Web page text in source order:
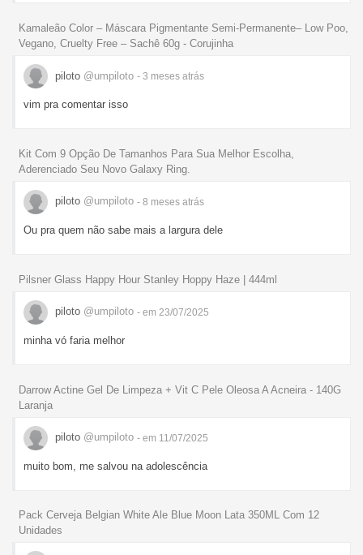
Kamaleão Color – Máscara Pigmentante Semi-Permanente– Low Poo,
Vegano, Cruelty Free – Sachê 60g - Corujinha
piloto @umpiloto - 3 meses atrás
vim pra comentar isso
Kit Com 9 Opção De Tamanhos Para Sua Melhor Escolha,
Aderenciado Seu Novo Galaxy Ring.
piloto @umpiloto - 8 meses atrás
Ou pra quem não sabe mais a largura dele
Pilsner Glass Happy Hour Stanley Hoppy Haze | 444ml
piloto @umpiloto - em 23/07/2025
minha vó faria melhor
Darrow Actine Gel De Limpeza + Vit C Pele Oleosa A Acneira - 140G
Laranja
piloto @umpiloto - em 11/07/2025
muito bom, me salvou na adolescência
Pack Cerveja Belgian White Ale Blue Moon Lata 350ML Com 12
Unidades